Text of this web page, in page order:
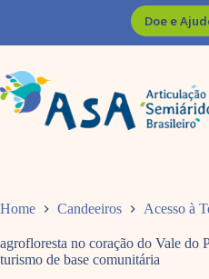
Doe e
Home Candeeiros Acesso à
agrofloresta no coração do Vale do
turismo de base comunitária